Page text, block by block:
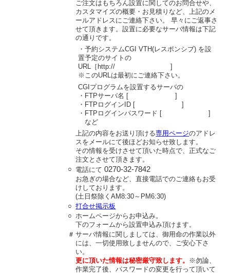
ご注文はもちろん設置に関してのお問合せや、
カスタマイズの概要・お見積りなど、上記のメ
ールアドレスにご連絡下さい。 早々にご返事さ
せて頂きます。設置に必要なサーバ情報は下記
の通りです。
・予約システムCGI VTH(レスポンシブ) を設
置予定のサイトの
URL［http:// ]
※このURLは最初にご連絡下さい。
CGIプログラムを設置するサーバの
・FTPサーバ名 [ ]
・FTPログインID [ ]
・FTPログインパスワード [ ]
など
上記の内容をお送り頂ける専用ページのアドレ
スをメールにて後ほどお知らせ致します。
その情報を受けさせて頂いた時点で、正式なご
注文とさせて頂きます。
○ 電話にて0270-32-7842
お急ぎの場合など、直接電話でのご連絡もお受
けしております。
(土日祭除くAM8:30～PM6:30)
○ 打合せ掲示板
○ ホームページからお申込み。
下のフォームから設置申込み頂けます。
＃ サーバ情報に関しましては、御用命の作業以外
には、一切使用致しませんので、ご安心下さ
い。
更に頂いた情報は秘密厳守致します。
※勿論、
作業完了後、パスワードの変更を行って頂いて